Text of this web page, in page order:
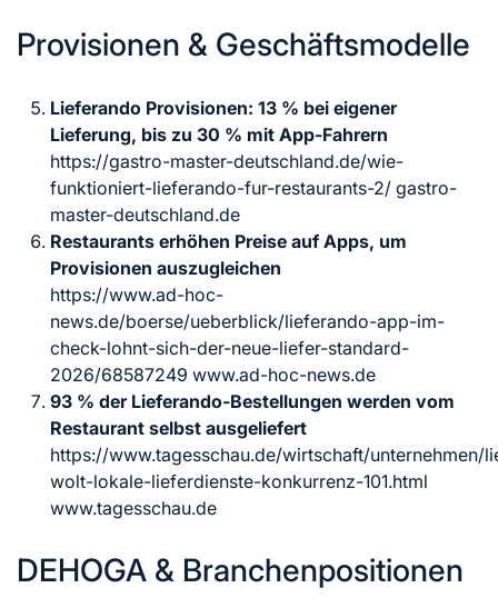
Provisionen & Geschäftsmodelle
Lieferando Provisionen: 13 % bei eigener
Lieferung, bis zu 30 % mit App-Fahrern
https://gastro-master-deutschland.de/wie-
funktioniert-lieferando-fur-restaurants-2/ gastro-
master-deutschland.de
Restaurants erhöhen Preise auf Apps, um
Provisionen auszugleichen
https://www.ad-hoc-
news.de/boerse/ueberblick/lieferando-app-im-
check-lohnt-sich-der-neue-liefer-standard-
2026/68587249 www.ad-hoc-news.de
93 % der Lieferando-Bestellungen werden vom
Restaurant selbst ausgeliefert
https://www.tagesschau.de/wirtschaft/unternehmen/
wolt-lokale-lieferdienste-konkurrenz-101.html
www.tagesschau.de
DEHOGA & Branchenpositionen